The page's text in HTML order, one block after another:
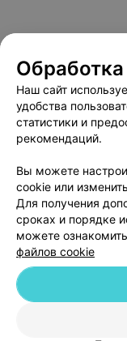
Наш сайт
удобства
статистики и
рекомендаций.
Вы можете
cookie или
Для получения
сроках и порядке
можете
файлов cookie